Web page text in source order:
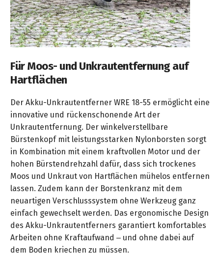
Höchstdruck
Cage-
Geräte
HDS-
Trailer
Heißwassererzeuger
Strahlpistole
zur
Fassadenreinigung
Akku-
Rasentrimmer
Akku-
Akku-
Akku-
Gras-
&
Strauchschere
Akku-
Astscheren
Akku-
Kettensägen
Akku-
Für Moos- und Unkrautentfernung auf
Hart­flächen
Der Akku-Unkrautentferner WRE 18-55 ermöglicht eine
innovative und rückenschonende Art der
Unkrautentfernung. Der winkelverstellbare
Bürstenkopf mit leistungsstarken Nylonborsten sorgt
in Kombination mit einem kraftvollen Motor und der
hohen Bürstendrehzahl dafür, dass sich trockenes
Moos und Unkraut von Hartflächen mühelos entfernen
lassen. Zudem kann der Borstenkranz mit dem
neuartigen Verschlusssystem ohne Werkzeug ganz
einfach gewechselt werden. Das ergonomische Design
des Akku-Unkrautentferners garantiert komfortables
Arbeiten ohne Kraftaufwand – und ohne dabei auf
dem Boden kriechen zu müssen.